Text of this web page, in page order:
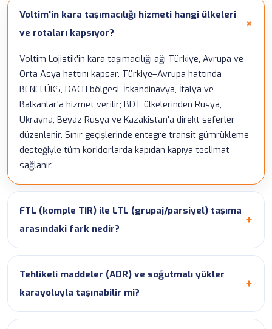
Voltim'in kara taşımacılığı hizmeti hangi ülkeleri
ve rotaları kapsıyor?
Voltim Lojistik'in kara taşımacılığı ağı Türkiye, Avrupa ve
Orta Asya hattını kapsar. Türkiye–Avrupa hattında
BENELÜKS, DACH bölgesi, İskandinavya, İtalya ve
Balkanlar'a hizmet verilir; BDT ülkelerinden Rusya,
Ukrayna, Beyaz Rusya ve Kazakistan'a direkt seferler
düzenlenir. Sınır geçişlerinde entegre transit gümrükleme
desteğiyle tüm koridorlarda kapıdan kapıya teslimat
sağlanır.
FTL (komple TIR) ile LTL (grupaj/parsiyel) taşıma
arasındaki fark nedir?
Tehlikeli maddeler (ADR) ve soğutmalı yükler
karayoluyla taşınabilir mi?